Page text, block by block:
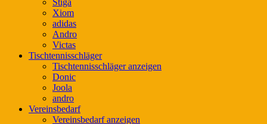
Xiom
adidas
Andro
Victas
Tischtennisschläger
Tischtennisschläger anzeigen
Donic
Joola
andro
Vereinsbedarf
Vereinsbedarf anzeigen